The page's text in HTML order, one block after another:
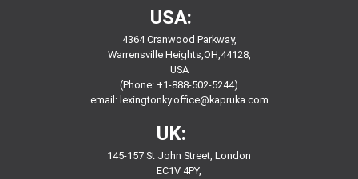
USA:
4364 Cranwood Parkway,
Warrensville Heights,OH,44128,
USA
(Phone: +1-888-502-5244)
email: lexingtonky.office@kapruka.com
UK:
145-157 St John Street, London
EC1V 4PY,